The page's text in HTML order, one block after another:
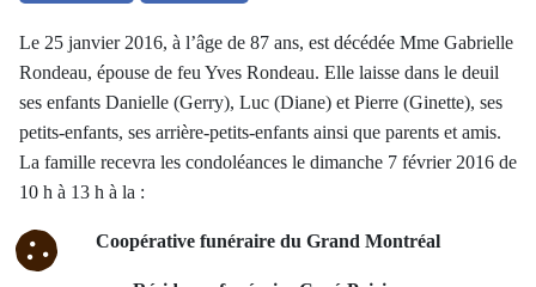
Le 25 janvier 2016, à l’âge de 87 ans, est décédée Mme Gabrielle
Rondeau, épouse de feu Yves Rondeau. Elle laisse dans le deuil
ses enfants Danielle (Gerry), Luc (Diane) et Pierre (Ginette), ses
petits-enfants, ses arrière-petits-enfants ainsi que parents et amis.
La famille recevra les condoléances le dimanche 7 février 2016 de
10 h à 13 h à la :
Coopérative funéraire du Grand Montréal